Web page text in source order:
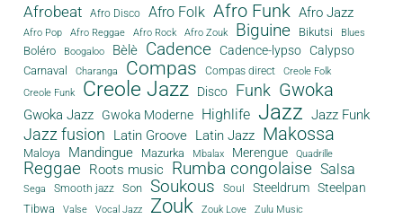
Afrobeat Afro Disco Afro Folk Afro Funk Afro Jazz
Afro Pop Afro Reggae Afro Rock Afro Zouk Biguine Bikutsi Blues
Boléro Boogaloo Bèlè Cadence Cadence-lypso Calypso
Carnaval Charanga Compas Compas direct
Creole Folk
Creole Funk
Creole Jazz Disco Funk Gwoka
Gwoka Jazz Gwoka Moderne Highlife Jazz Jazz Funk
Jazz fusion Latin Groove Latin Jazz Makossa
Maloya Mandingue Mazurka Mbalax Merengue Quadrille
Reggae Roots music Rumba congolaise Salsa
Sega Smooth jazz Son Soukous Soul Steeldrum Steelpan
Tibwa Valse Vocal Jazz Zouk Zouk Love Zulu Music